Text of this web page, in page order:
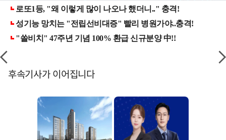
후속기사가 이어집니다